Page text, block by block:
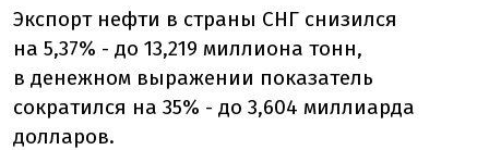
Экспорт нефти в страны СНГ снизился
на 5,37% - до 13,219 миллиона тонн,
в денежном выражении показатель
сократился на 35% - до 3,604 миллиарда
долларов.